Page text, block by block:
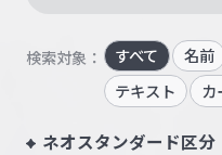
検索対象： すべて 名前
テキスト
ネオスタンダード区分